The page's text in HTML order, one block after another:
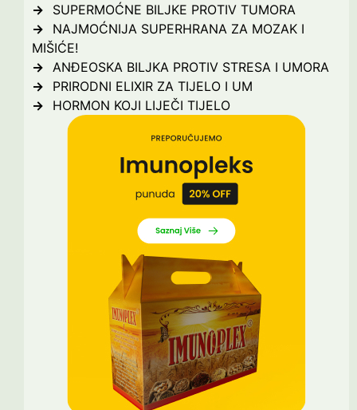
SUPERMOĆNE BILJKE PROTIV TUMORA
NAJMOĆNIJA SUPERHRANA ZA MOZAK I
MIŠIĆE!
ANĐEOSKA BILJKA PROTIV STRESA I UMORA
PRIRODNI ELIXIR ZA TIJELO I UM
HORMON KOJI LIJEČI TIJELO